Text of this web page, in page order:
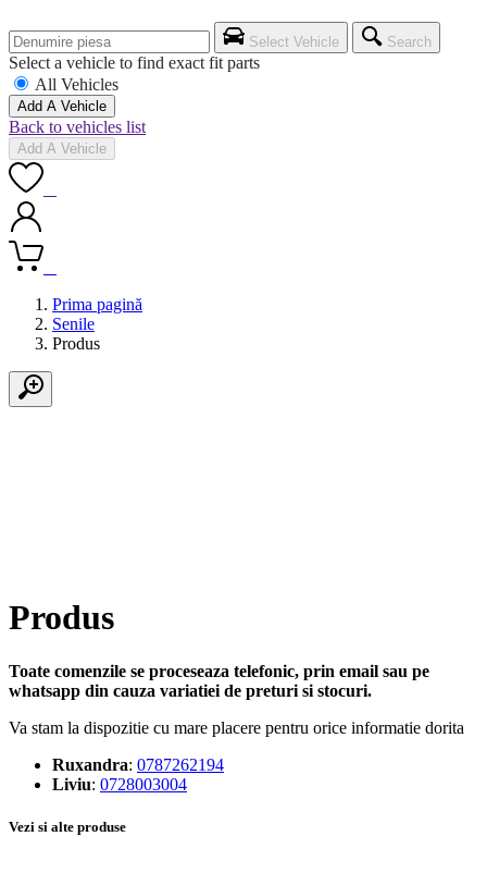
Select Vehicle Search
Select a vehicle to find exact fit parts
All Vehicles
Add A Vehicle
Back to vehicles list
Add A Vehicle
Prima pagină
Senile
Produs
Produs
Toate comenzile se proceseaza telefonic, prin email sau pe
whatsapp din cauza variatiei de preturi si stocuri.
Va stam la dispozitie cu mare placere pentru orice informatie dorita
Ruxandra: 0787262194
Liviu: 0728003004
Vezi si alte produse